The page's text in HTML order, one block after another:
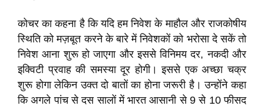
कोचर का कहना है कि यदि हम निवेश के माहौल और राजकोषीय
स्थिति को मज़बूत करने के बारे में निवेशकों को भरोसा दे सकें तो
निवेश आना शुरू हो जाएगा और इससे विनिमय दर, नकदी और
इक्विटी प्रवाह की समस्या दूर होगी। इससे एक अच्छा चक्र
शुरू होगा लेकिन उक्त दो बातों का होना जरूरी है। उन्होंने कहा
कि अगले पांच से दस सालों में भारत आसानी से 9 से 10 फीसद